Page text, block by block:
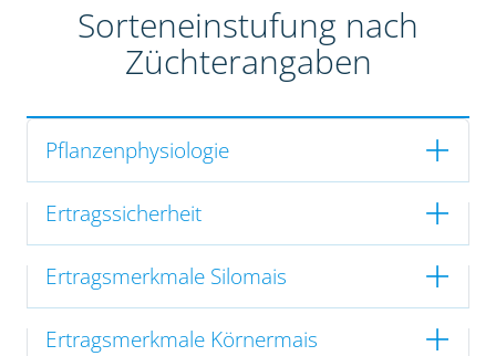
Sorteneinstufung nach
Züchterangaben
Pflanzenphysiologie
Ertragssicherheit
Ertragsmerkmale Silomais
Ertragsmerkmale Körnermais